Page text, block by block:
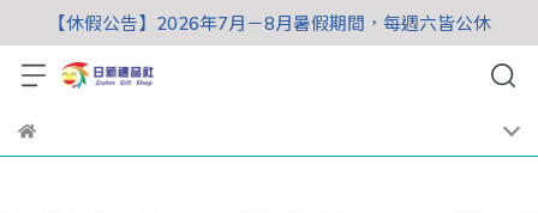
【休假公告】2026年7月－8月暑假期間，每週六皆公休